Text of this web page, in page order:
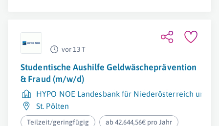
vor 13 T
Studentische Aushilfe Geldwäscheprävention
& Fraud (m/w/d)
HYPO NOE Landesbank für Niederösterreich und
St. Pölten
Teilzeit/geringfügig ab 42.644,56€ pro Jahr